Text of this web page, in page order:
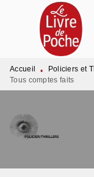
MENU
PIED DE PAGE
Accueil • Policiers et
Tous comptes faits